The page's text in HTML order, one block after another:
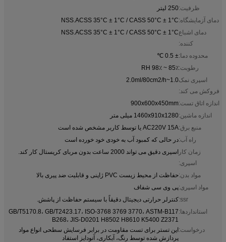
ظرفیت:250 لیتر
دمای آزمایشگاه:NSS.ACSS 35°C ± 1°C / CASS 50°C ± 1°C
دمای اشباع
کننده:
NSS.ACSS 35°C ± 1°C / CASS 50°C ± 1°C
محدوده دما:± 0.5 ℃
رطوبت:85٪ ~ 98٪ RH
اسپری نمک
فروکش می کند:
1.0~2.0ml/80cm2/h
اندازه اتاق تست:900x600x450mm
اندازه ماشین:1460x910x1280 میلی متر
منبع برق:AC220V 15A یا توسط کاربر مشخص شده است
راه آب:در حالی که کمبود آب به خودی خود خورده است
زمان کار
اسپری:
اسپری دقیق می تواند 2000 ساعت بدون مربای کریستال کار کند.
مواد بدن:حفاظت از محیط زیست PVC ژاپنی و قابلیت ضد پیری بالا
مواد اسپری:پی وی سی شفاف
ssr: کنترلر حرارتی دیجیتال دقیقاً با سیستم حفاظت از پاشش.
استانداردها:GB/T5170.8، GB/T2423.17، ISO-3768 3769 3770، ASTM-B117
B268، JIS-D0201 H8502 H8610 K5400 Z2371
درخواست:این تستر برای تست مقاومت در برابر فرسایش سطحی انواع مواد
پردازش شده توسط رنگ، آبکاری، آنودایز استفاد